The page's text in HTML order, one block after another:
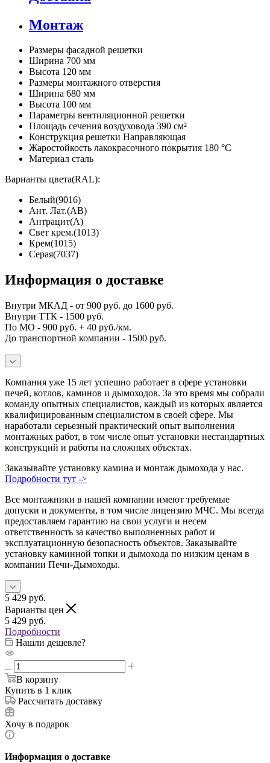
Монтаж
Размеры фасадной решетки
Ширина 700 мм
Высота 120 мм
Размеры монтажного отверстия
Ширина 680 мм
Высота 100 мм
Параметры вентиляционной решетки
Площадь сечения воздуховода 390 см²
Конструкция решетки Направляющая
Жаростойкость лакокрасочного покрытия 180 °C
Материал сталь
Варианты цвета(RAL):
Белый(9016)
Ант. Лат.(АВ)
Антрацит(А)
Свет крем.(1013)
Крем(1015)
Серая(7037)
Информация о доставке
Внутри МКАД - от 900 руб. до 1600 руб.
Внутри ТТК - 1500 руб.
По МО - 900 руб. + 40 руб./км.
До транспортной компании - 1500 руб.
Компания уже 15 лет успешно работает в сфере установки
печей, котлов, каминов и дымоходов. За это время мы собрали
команду опытных специалистов, каждый из которых является
квалифицированным специалистом в своей сфере. Мы
наработали серьезный практический опыт выполнения
монтажных работ, в том числе опыт установки нестандартных
конструкций и работы на сложных объектах.
Заказывайте установку камина и монтаж дымохода у нас.
Подробности тут ->
Все монтажники в нашей компании имеют требуемые
допуски и документы, в том числе лицензию МЧС. Мы всегда
предоставляем гарантию на свои услуги и несем
ответственность за качество выполненных работ и
эксплуатационную безопасность объектов. Заказывайте
установку каминной топки и дымохода по низким ценам в
компании Печи-Дымоходы.
5 429 руб.
Варианты цен
5 429 руб.
Подробности
Нашли дешевле?
В корзину
Купить в 1 клик
Рассчитать доставку
Хочу в подарок
Информация о доставке